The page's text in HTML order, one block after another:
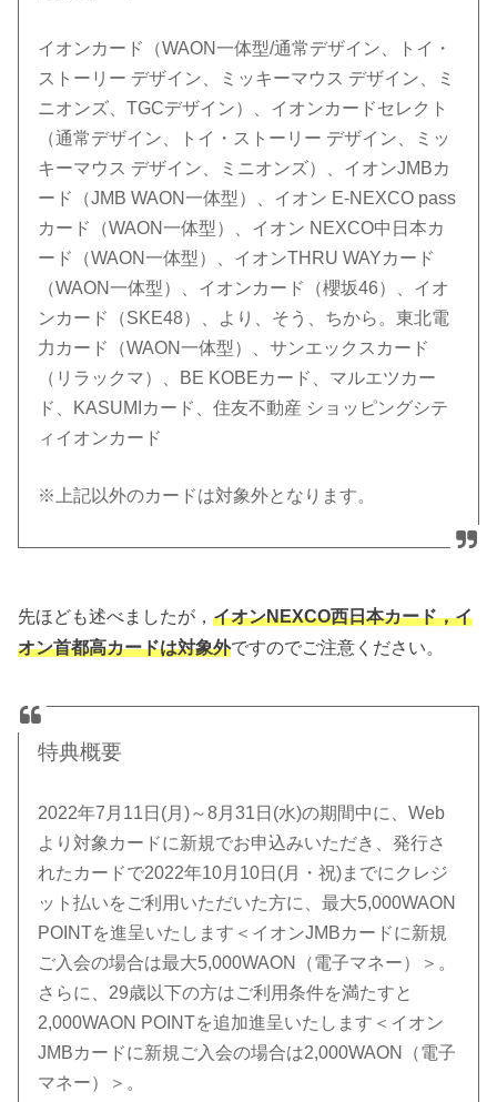
イオンカード（WAON一体型/通常デザイン、トイ・
ストーリー デザイン、ミッキーマウス デザイン、ミ
ニオンズ、TGCデザイン）、イオンカードセレクト
（通常デザイン、トイ・ストーリー デザイン、ミッ
キーマウス デザイン、ミニオンズ）、イオンJMBカ
ード（JMB WAON一体型）、イオン E-NEXCO pass
カード（WAON一体型）、イオン NEXCO中日本カ
ード（WAON一体型）、イオンTHRU WAYカード
（WAON一体型）、イオンカード（櫻坂46）、イオ
ンカード（SKE48）、より、そう、ちから。東北電
力カード（WAON一体型）、サンエックスカード
（リラックマ）、BE KOBEカード、マルエツカー
ド、KASUMIカード、住友不動産 ショッピングシテ
ィイオンカード
※上記以外のカードは対象外となります。
先ほども述べましたが，イオンNEXCO西日本カード，イ
オン首都高カードは対象外ですのでご注意ください。
特典概要
2022年7月11日(月)～8月31日(水)の期間中に、Web
より対象カードに新規でお申込みいただき、発行さ
れたカードで2022年10月10日(月・祝)までにクレジ
ット払いをご利用いただいた方に、最大5,000WAON
POINTを進呈いたします＜イオンJMBカードに新規
ご入会の場合は最大5,000WAON（電子マネー）＞。
さらに、29歳以下の方はご利用条件を満たすと
2,000WAON POINTを追加進呈いたします＜イオン
JMBカードに新規ご入会の場合は2,000WAON（電子
マネー）＞。